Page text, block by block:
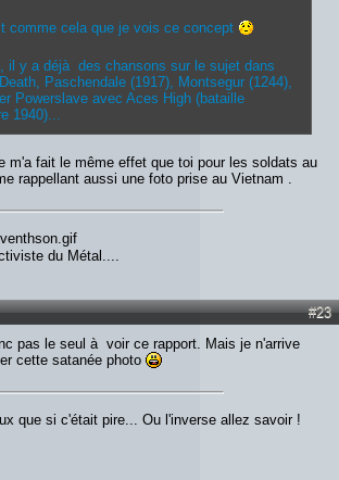
comme cela que je vois ce concept
il y a déjà des chansons sur le sujet dans
Paschendale (1917), Montsegur (1244),
Powerslave avec Aces High (bataille
1940)...
m'a fait le même effet que toi pour les soldats au
rappellant aussi une foto prise au Vietnam .
du Métal....
#23
pas le seul à voir ce rapport. Mais je n'arrive
cette satanée photo
que si c'était pire... Ou l'inverse allez savoir !